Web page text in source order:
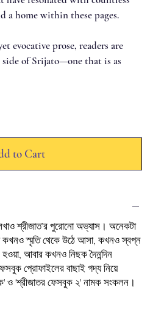
a home within these pages.
evocative prose, readers are
of Srijato—one that is as
to Cart
শ্রীজাত’র পুরোনো অভ্যাস। অনেকটা
কখনও স্মৃতি থেকে উঠে আসা, কখনও স্বপ্ন
আবার কখনও নিছক দৈনন্দিন
প্রোফাইলের বাছাই গদ্য নিয়ে
ও 'শ্রীজাতর ফেসবুক ২' নামক সংকলন।